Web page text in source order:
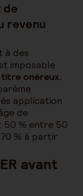
de
revenu
à des
imposable
onéreux.
application
de
50 % entre 50
% à partir
avant